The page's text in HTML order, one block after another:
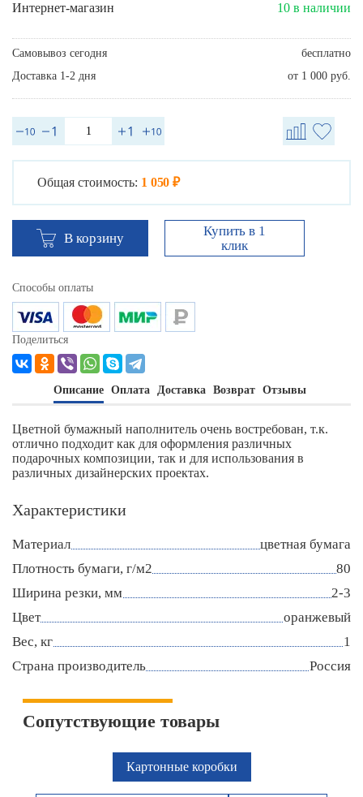
Интернет-магазин 10 в наличии
Самовывоз сегодня
бесплатно
Доставка 1-2 дня
от 1 000 руб.
Общая стоимость: 1 050 ₽
В корзину
Купить в 1
клик
Способы оплаты
Поделиться
Описание Оплата Доставка Возврат Отзывы
Цветной бумажный наполнитель очень востребован, т.к.
отлично подходит как для оформления различных
подарочных композиции, так и для использования в
различных дизайнерских проектах.
Характеристики
Материал
цветная бумага
Плотность бумаги, г/м2
80
Ширина резки, мм
2-3
Цвет
оранжевый
Вес, кг
1
Страна производитель
Россия
Сопутствующие товары
Картонные коробки